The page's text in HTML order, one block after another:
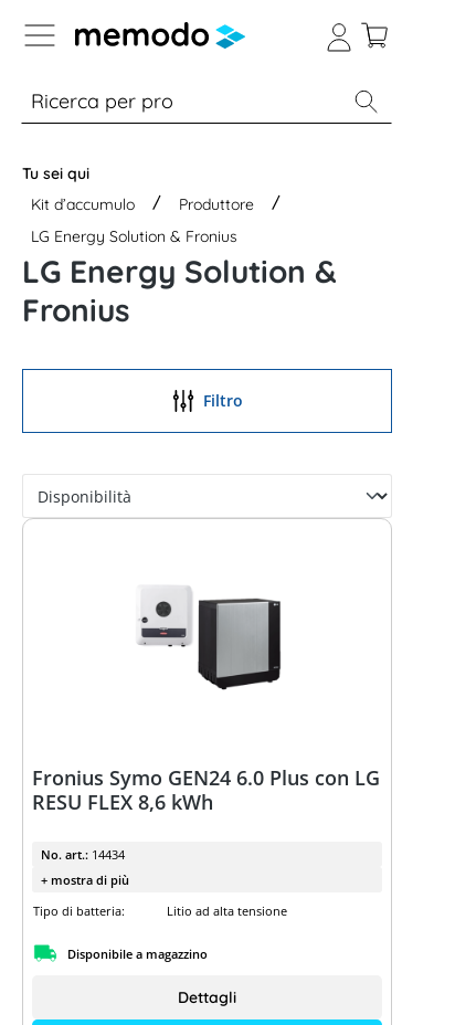
Skip to B2B platform navigation
% Sale Moduli
Tu sei qui
Kit d’accumulo
Produttore
LG Energy Solution & Fronius
LG Energy Solution &
Fronius
Filtro
Fronius Symo GEN24 6.0 Plus con LG
RESU FLEX 8,6 kWh
No. art.: 14434
+ mostra di più
Tipo di batteria:
Litio ad alta tensione
Disponibile a magazzino
Dettagli